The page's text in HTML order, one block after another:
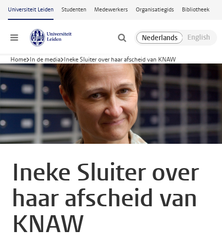
Ga naar hoofdinhoud
Universiteit Leiden Studenten Medewerkers Organisatiegids Bibliotheek
Menu
Home In de media Ineke Sluiter over haar afscheid van KNAW
Ineke Sluiter over
haar afscheid van
KNAW